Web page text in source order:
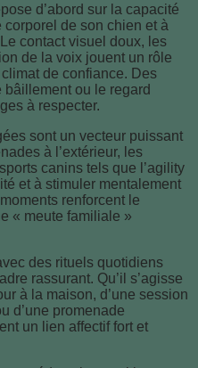
d’abord sur la capacité
de son chien et à
contact visuel doux, les
de la voix jouent un rôle
de confiance. Des
bâillement ou le regard
à respecter.
sont un vecteur puissant
à l’extérieur, les
canins tels que l’agility
et à stimuler mentalement
renforcent le
« meute familiale »
des rituels quotidiens
rassurant. Qu’il s’agisse
à la maison, d’une session
d’une promenade
un lien affectif fort et